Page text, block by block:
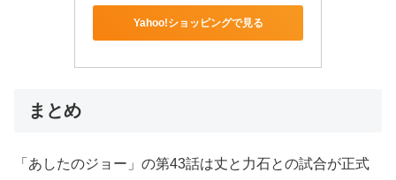
Yahoo!ショッピングで見る
まとめ
「あしたのジョー」の第43話は丈と力石との試合が正式